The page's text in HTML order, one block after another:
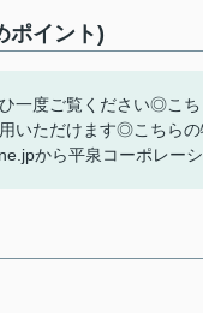
ポイント)
一度ご覧ください◎こ
いただけます◎こちら
から平泉コーポレー